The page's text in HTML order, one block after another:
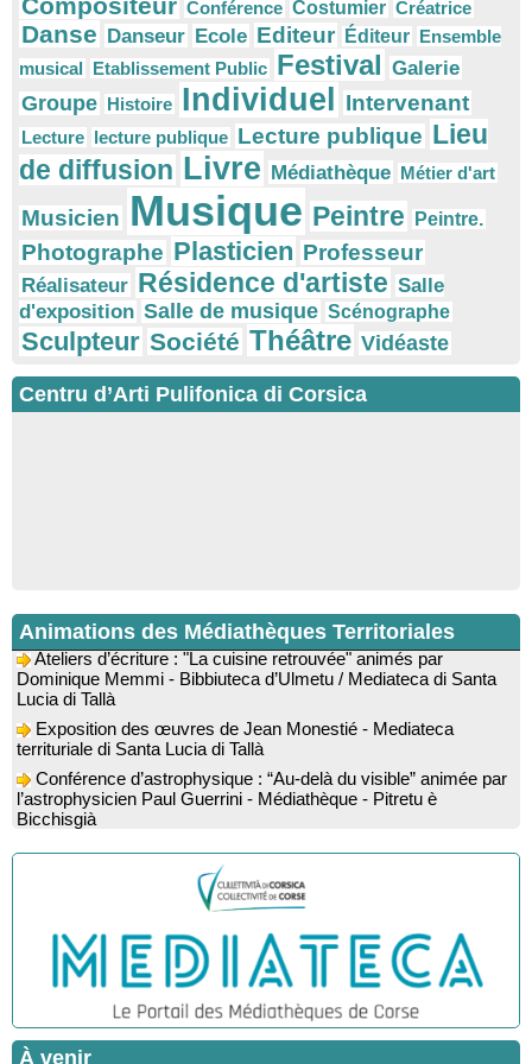
Compositeur Conférence Costumier Créatrice
Danse Danseur Ecole Editeur Éditeur Ensemble
musical Etablissement Public Festival Galerie
Groupe Histoire Individuel Intervenant
Lecture lecture publique Lecture publique Lieu
de diffusion Livre Médiathèque Métier d'art
Musicien Musique Peintre Peintre.
Photographe Plasticien Professeur
Réalisateur Résidence d'artiste Salle
d'exposition Salle de musique Scénographe
Sculpteur Société Théâtre Vidéaste
Centru d’Arti Pulifonica di Corsica
Animations des Médiathèques Territoriales
Ateliers d’écriture : "La cuisine retrouvée" animés par
Dominique Memmi - Bibbiuteca d’Ulmetu / Mediateca di Santa
Lucia di Tallà
territuriale di Santa Lucia di Tallà
l’astrophysicien Paul Guerrini - Médiathèque - Pitretu è
Bicchisgià
Exposition des œuvres de Dominique Malberti Morin :
"Racines, peintures acryliques et aquarelles" - Mediateca
territuriale di Santa Lucia di Tallà
Animation : "Petits lecteurs" - Médiathèque - Pitretu è
Veillée de contes à la forêt enchantée "U Mondu ditu
mignuleddu" par la Caravane de Conteurs - Currà
Spectacle musical : "Viaghju in Corsica cù Regina & Bruno",
hommage au duo mythique de la chanson corse interprété par
Marie-Elsa Picciocchi (chant), Marc’Antò Belgodere (chant et
À venir